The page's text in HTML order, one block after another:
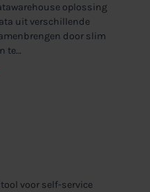
oplossing
uit verschillende
door slim
te…
tool voor self-service